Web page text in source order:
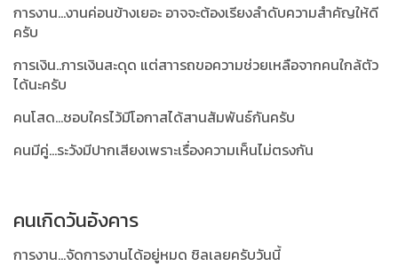
การงาน...งานค่อนข้างเยอะ อาจจะต้องเรียงลำดับความสำคัญให้ดี
ครับ
การเงิน..การเงินสะดุด แต่สาารถขอความช่วยเหลือจากคนใกล้ตัว
ได้นะครับ
คนโสด...ชอบใครไว้มีโอกาสได้สานสัมพันธ์กันครับ
คนมีคู่...ระวังมีปากเสียงเพราะเรื่องความเห็นไม่ตรงกัน
คนเกิดวันอังคาร
การงาน...จัดการงานได้อยู่หมด ชิลเลยครับวันนี้